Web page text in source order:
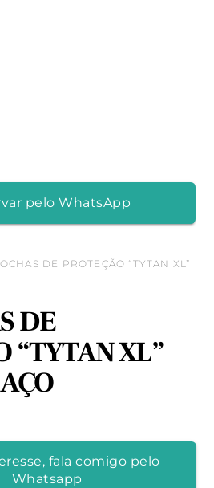
pelo WhatsApp
DE PROTEÇÃO “TYTAN XL”
DE
“TYTAN XL”
fala comigo pelo
Whatsapp